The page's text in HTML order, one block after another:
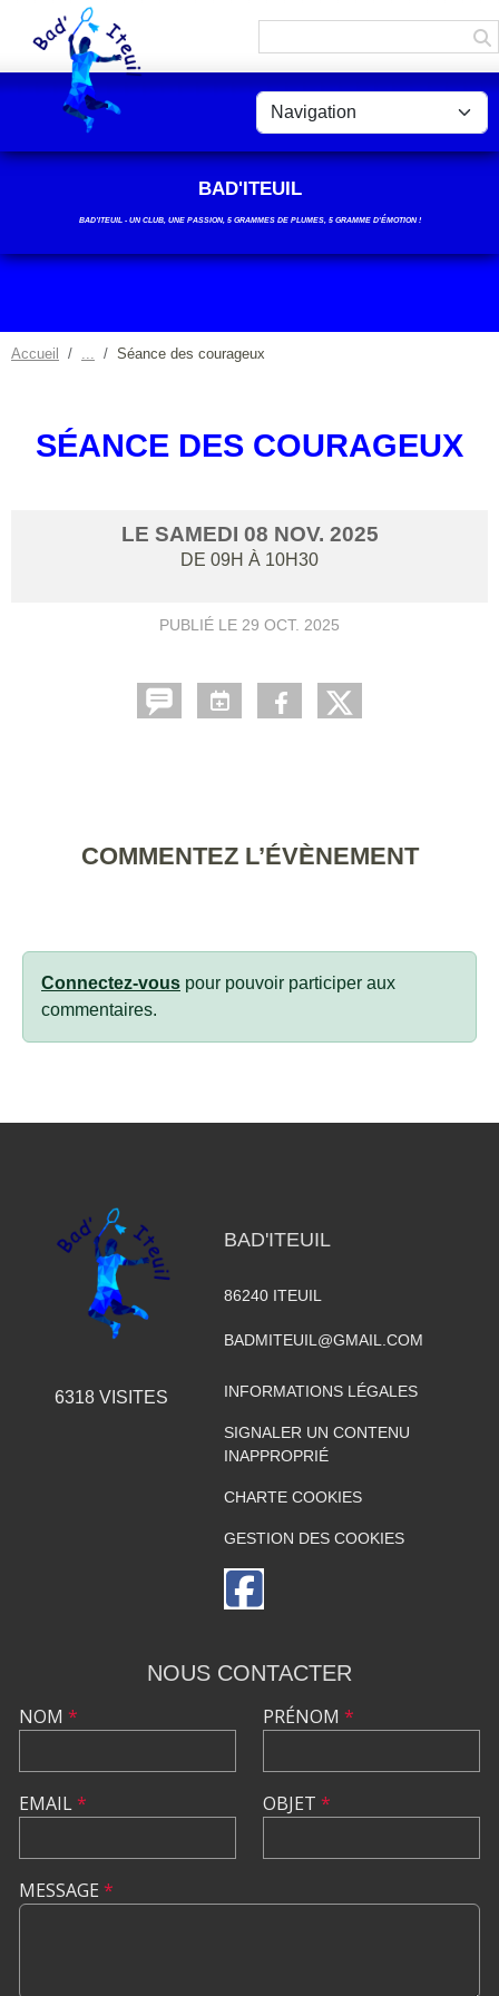
BAD'ITEUIL
BAD’ITEUIL - UN CLUB, UNE PASSION, 5 GRAMMES DE PLUMES, 5 GRAMME D'ÉMOTION !
Accueil Séance des courageux
SÉANCE DES COURAGEUX
LE SAMEDI 08 NOV. 2025
DE 09H À 10H30
PUBLIÉ LE 29 OCT. 2025
COMMENTEZ L’ÉVÈNEMENT
Connectez-vous pour pouvoir participer aux
commentaires.
6318 VISITES
BAD'ITEUIL
86240 ITEUIL
BADMITEUIL@GMAIL.COM
INFORMATIONS LÉGALES
SIGNALER UN CONTENU
INAPPROPRIÉ
CHARTE COOKIES
GESTION DES COOKIES
NOUS CONTACTER
NOM *
EMAIL*
PRÉNOM *
OBJET *
MESSAGE *
Panneau de gestion des cookies